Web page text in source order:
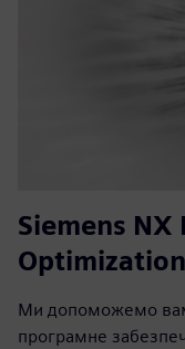
Siemens
Optimization
Ми допоможемо вам
програмне